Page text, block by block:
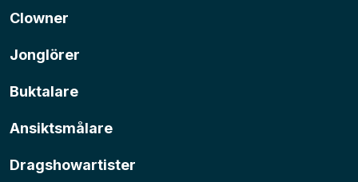
Clowner
Jonglörer
Buktalare
Ansiktsmålare
Dragshowartister